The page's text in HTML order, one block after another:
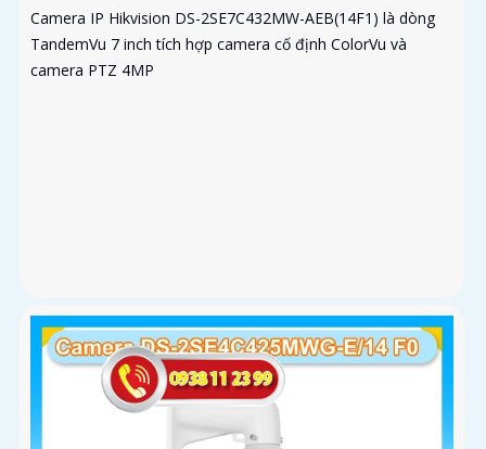
Camera IP Hikvision DS-2SE7C432MW-AEB(14F1) là dòng
TandemVu 7 inch tích hợp camera cố định ColorVu và
camera PTZ 4MP